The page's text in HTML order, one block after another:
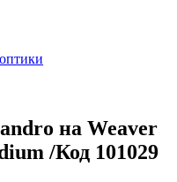
на Weaver
/Код 101029